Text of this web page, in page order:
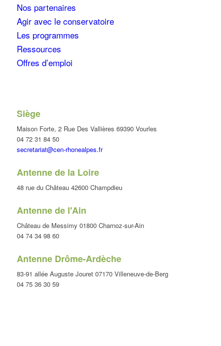
Nos partenaires
Agir avec le conservatoire
Les programmes
Ressources
Offres d’emploi
Siège
Maison Forte, 2 Rue Des Vallières 69390 Vourles
04 72 31 84 50
secretariat@cen-rhonealpes.fr
Antenne de la Loire
48 rue du Château 42600 Champdieu
Antenne de l'Ain
Château de Messimy 01800 Charnoz-sur-Ain
04 74 34 98 60
Antenne Drôme-Ardèche
83-91 allée Auguste Jouret 07170 Villeneuve-de-Berg
04 75 36 30 59